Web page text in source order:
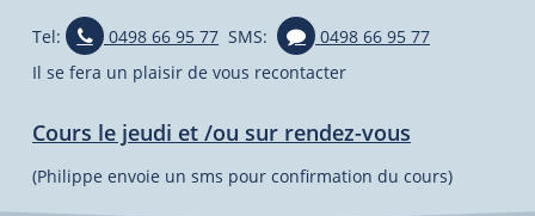
Tel: 0498 66 95 77 SMS:
0498 66 95 77
Il se fera un plaisir de vous recontacter
Cours le jeudi et /ou sur rendez-vous
(Philippe envoie un sms pour confirmation du cours)